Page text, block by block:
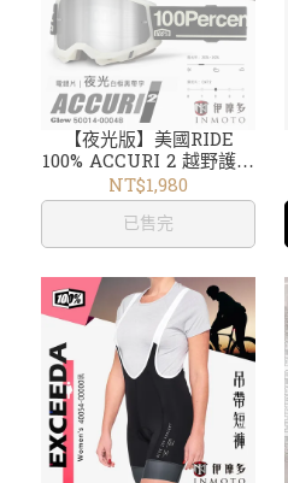
【夜光版】美國RIDE
100% ACCURI 2 越野護目
鏡 風鏡 防霧電銀片Glow
50014-00048
NT$1,980
已售完